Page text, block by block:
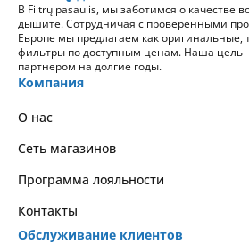
В Filtrų pasaulis, мы заботимся о качестве
дышите. Сотрудничая с проверенными
Европе мы предлагаем как оригинальные,
фильтры по доступным ценам. Наша цель
партнером на долгие годы.
Компания
О нас
Сеть магазинов
Программа лояльности
Контакты
Обслуживание клиентов